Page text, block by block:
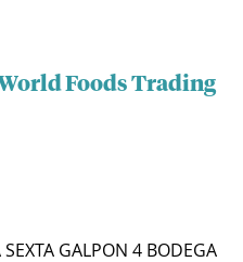
Foods Trading
GALPON 4 BODEGA